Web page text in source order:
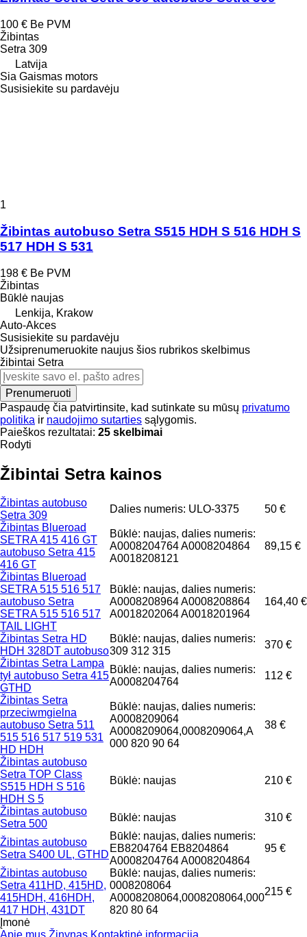
100 € Be PVM
Žibintas
Setra 309
Latvija
Sia Gaismas motors
Susisiekite su pardavėju
1
Žibintas autobuso Setra S515 HDH S 516 HDH S
517 HDH S 531
198 € Be PVM
Žibintas
Būklė naujas
Lenkija, Krakow
Auto-Akces
Susisiekite su pardavėju
Užsiprenumeruokite naujus šios rubrikos skelbimus
žibintai Setra
Prenumeruoti
Paspaudę čia patvirtinsite, kad sutinkate su mūsų privatumo
politika ir naudojimo sutarties sąlygomis.
Paieškos rezultatai: 25 skelbimai
Rodyti
Žibintai Setra kainos
Žibintas autobuso
Setra 309
Dalies numeris: ULO-3375
50 €
Žibintas Blueroad
SETRA 415 416 GT
autobuso Setra 415
416 GT
Būklė: naujas, dalies numeris:
A0008204764 A0008204864
A0018208121
89,15 €
Žibintas Blueroad
SETRA 515 516 517
autobuso Setra
SETRA 515 516 517
TAIL LIGHT
Būklė: naujas, dalies numeris:
A0008208964 A0008208864
A0018202064 A0018201964
164,40 €
Žibintas Setra HD
HDH 328DT autobuso
Būklė: naujas, dalies numeris:
309 312 315
370 €
Žibintas Setra Lampa
tył autobuso Setra 415
GTHD
Būklė: naujas, dalies numeris:
A0008204764
112 €
Žibintas Setra
przeciwmgielna
autobuso Setra 511
515 516 517 519 531
HD HDH
Būklė: naujas, dalies numeris:
A0008209064
A0008209064,0008209064,A
000 820 90 64
38 €
Žibintas autobuso
Setra TOP Class
S515 HDH S 516
HDH S 5
Būklė: naujas 210 €
Žibintas autobuso
Setra 500
Būklė: naujas 310 €
Žibintas autobuso
Setra S400 UL, GTHD
Būklė: naujas, dalies numeris:
EB8204764 EB8204864
A0008204764 A0008204864
95 €
Žibintas autobuso
Setra 411HD, 415HD,
415HDH, 416HDH,
417 HDH, 431DT
Būklė: naujas, dalies numeris:
0008208064
A0008208064,0008208064,000
820 80 64
215 €
Įmonė